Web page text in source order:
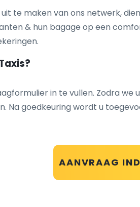
te maken van ons netwerk,
​& hun bagage op een
in te vullen. Zodra
Na goedkeuring wordt u
AANVRAAG